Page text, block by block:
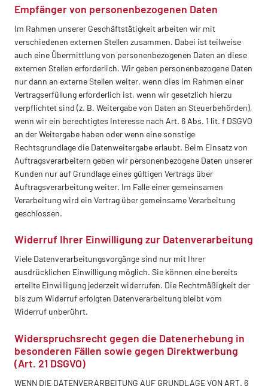
Empfänger von personenbezogenen Daten
Im Rahmen unserer Geschäftstätigkeit arbeiten wir mit
verschiedenen externen Stellen zusammen. Dabei ist teilweise
auch eine Übermittlung von personenbezogenen Daten an diese
externen Stellen erforderlich. Wir geben personenbezogene Daten
nur dann an externe Stellen weiter, wenn dies im Rahmen einer
Vertragserfüllung erforderlich ist, wenn wir gesetzlich hierzu
verpflichtet sind (z. B. Weitergabe von Daten an Steuerbehörden),
wenn wir ein berechtigtes Interesse nach Art. 6 Abs. 1 lit. f DSGVO
an der Weitergabe haben oder wenn eine sonstige
Rechtsgrundlage die Datenweitergabe erlaubt. Beim Einsatz von
Auftragsverarbeitern geben wir personenbezogene Daten unserer
Kunden nur auf Grundlage eines gültigen Vertrags über
Auftragsverarbeitung weiter. Im Falle einer gemeinsamen
Verarbeitung wird ein Vertrag über gemeinsame Verarbeitung
geschlossen.
Widerruf Ihrer Einwilligung zur Datenverarbeitung
Viele Datenverarbeitungsvorgänge sind nur mit Ihrer
ausdrücklichen Einwilligung möglich. Sie können eine bereits
erteilte Einwilligung jederzeit widerrufen. Die Rechtmäßigkeit der
bis zum Widerruf erfolgten Datenverarbeitung bleibt vom
Widerruf unberührt.
Widerspruchsrecht gegen die Datenerhebung in
besonderen Fällen sowie gegen Direktwerbung
(Art. 21 DSGVO)
WENN DIE DATENVERARBEITUNG AUF GRUNDLAGE VON ART. 6